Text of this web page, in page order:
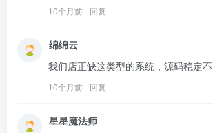
10个月前 回复
绵绵云
我们店正缺这类型的系统，源码稳定不
10个月前 回复
星星魔法师